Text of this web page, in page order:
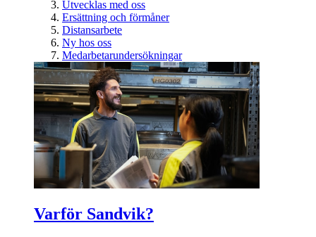
Utvecklas med oss
Ersättning och förmåner
Distansarbete
Ny hos oss
Medarbetarundersökningar
Varför Sandvik?